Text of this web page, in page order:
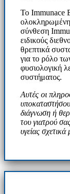
Το Immunace
σύνθεση
ειδικούς
θρεπτικά
για το ρόλο
φυσιολογική
συστήματος.
Αυτές οι
διάγνωση ή
του γιατρού
υγείας